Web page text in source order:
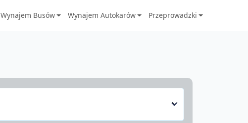
Wynajem Busów Wynajem Autokarów Przeprowadzki